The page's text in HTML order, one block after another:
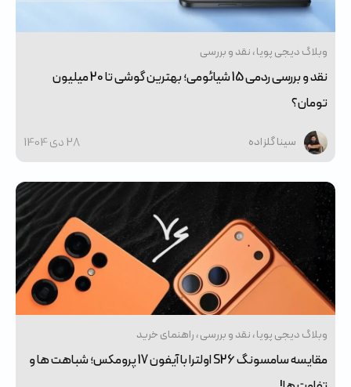
وبلاگ دیجی پویا نقد و بررسی
نقد و بررسی ردمی 15 شیائومی؛ بهترین گوشی تا 20 میلیون
تومان؟
سینا گلزاده 28 دی 1404
وبلاگ دیجی پویا نقد و بررسی راهنمای خرید
مقایسه سامسونگ S26 اولترا با آیفون 17 پرومکس؛ شباهت ها و